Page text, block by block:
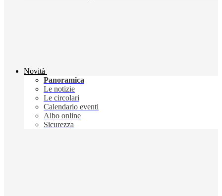
Novità
Panoramica
Le notizie
Le circolari
Calendario eventi
Albo online
Sicurezza